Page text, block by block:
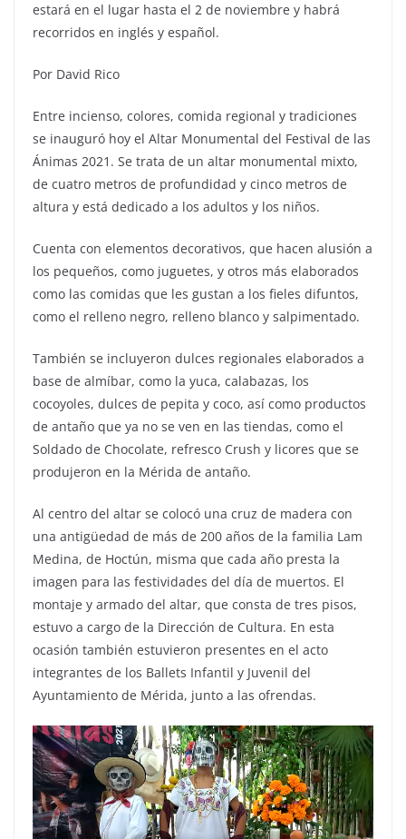
estará en el lugar hasta el 2 de noviembre y habrá
recorridos en inglés y español.
Por David Rico
Entre incienso, colores, comida regional y tradiciones
se inauguró hoy el Altar Monumental del Festival de las
Ánimas 2021. Se trata de un altar monumental mixto,
de cuatro metros de profundidad y cinco metros de
altura y está dedicado a los adultos y los niños.
Cuenta con elementos decorativos, que hacen alusión a
los pequeños, como juguetes, y otros más elaborados
como las comidas que les gustan a los fieles difuntos,
como el relleno negro, relleno blanco y salpimentado.
También se incluyeron dulces regionales elaborados a
base de almíbar, como la yuca, calabazas, los
cocoyoles, dulces de pepita y coco, así como productos
de antaño que ya no se ven en las tiendas, como el
Soldado de Chocolate, refresco Crush y licores que se
produjeron en la Mérida de antaño.
Al centro del altar se colocó una cruz de madera con
una antigüedad de más de 200 años de la familia Lam
Medina, de Hoctún, misma que cada año presta la
imagen para las festividades del día de muertos. El
montaje y armado del altar, que consta de tres pisos,
estuvo a cargo de la Dirección de Cultura. En esta
ocasión también estuvieron presentes en el acto
integrantes de los Ballets Infantil y Juvenil del
Ayuntamiento de Mérida, junto a las ofrendas.